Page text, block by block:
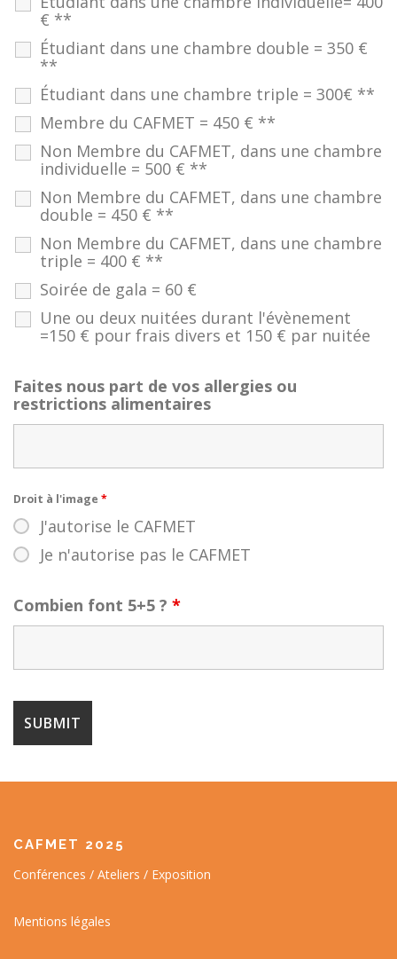
€ **
Étudiant dans une chambre double = 350 €
**
Étudiant dans une chambre triple = 300€ **
Membre du CAFMET = 450 € **
Non Membre du CAFMET, dans une chambre
individuelle = 500 € **
Non Membre du CAFMET, dans une chambre
double = 450 € **
Non Membre du CAFMET, dans une chambre
triple = 400 € **
Soirée de gala = 60 €
Une ou deux nuitées durant l'évènement
=150 € pour frais divers et 150 € par nuitée
Faites nous part de vos allergies ou
restrictions alimentaires
Droit à l'image *
J'autorise le CAFMET
Je n'autorise pas le CAFMET
Combien font 5+5 ? *
CAFMET 2025
Conférences / Ateliers / Exposition
Mentions légales